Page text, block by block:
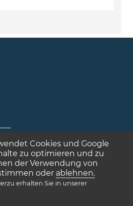
Cookies und Google
zu optimieren und zu
der Verwendung von
oder ablehnen.
erhalten Sie in unserer
DATENSCHUTZ